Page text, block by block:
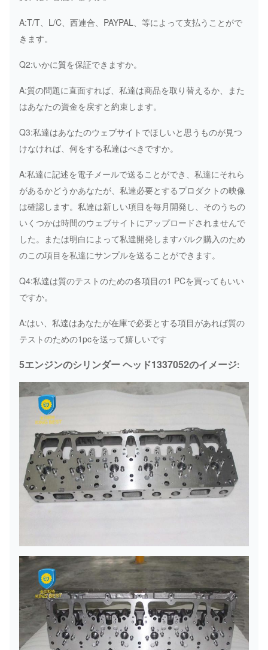
A:T/T、L/C、西連合、PAYPAL、等によって支払うことがで
きます。
Q2:いかに質を保証できますか。
A:質の問題に直面すれば、私達は商品を取り替えるか、また
はあなたの資金を戻すと約束します。
Q3:私達はあなたのウェブサイトでほしいと思うものが見つ
けなければ、何をする私達はべきですか。
A:私達に記述を電子メールで送ることができ、私達にそれら
があるかどうかあなたが、私達必要とするプロダクトの映像
は確認します。私達は新しい項目を毎月開発し、そのうちの
いくつかは時間のウェブサイトにアップロードされませんで
した。または明白によって私達開発しますバルク購入のため
のこの項目を私達にサンプルを送ることができます。
Q4:私達は質のテストのための各項目の1 PCを買ってもいい
ですか。
A:はい、私達はあなたが在庫で必要とする項目があれば質の
テストのための1pcを送って嬉しいです
5エンジンのシリンダー ヘッド1337052のイメージ: